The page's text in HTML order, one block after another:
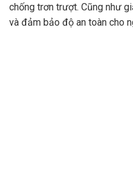
chống trơn trượt. Cũng như
và đảm bảo độ an toàn cho